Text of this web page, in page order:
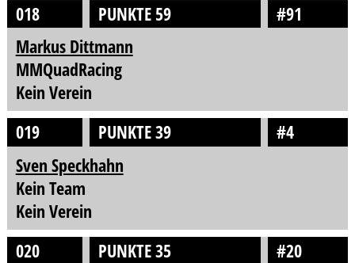
018
PUNKTE 59
#91
Markus Dittmann
MMQuadRacing
Kein Verein
019
PUNKTE 39
#4
Sven Speckhahn
Kein Team
Kein Verein
020
PUNKTE 35
#20